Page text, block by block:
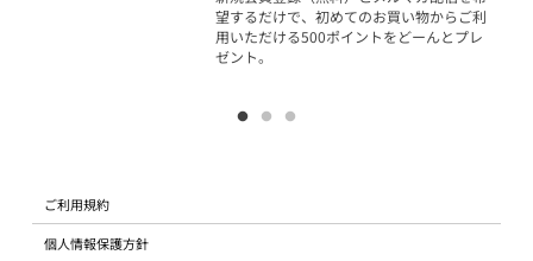
望するだけで、初めてのお買い物からご利
用いただける500ポイントをどーんとプレ
ゼント。
ご利用規約
個人情報保護方針